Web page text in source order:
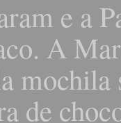
e a
A
de